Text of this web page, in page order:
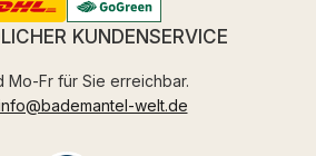
KUNDENSERVICE
Mo-Fr für Sie erreichbar.
welt.de